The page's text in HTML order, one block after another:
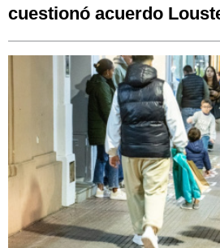
cuestionó acuerdo